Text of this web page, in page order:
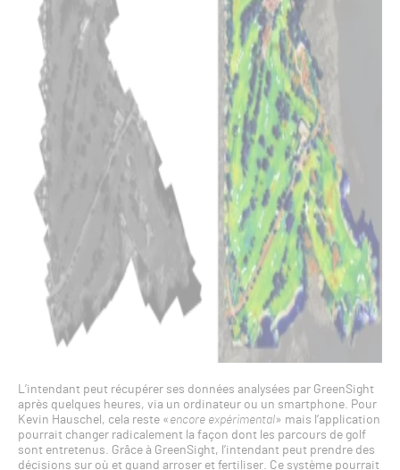
L’intendant peut récupérer ses données analysées par GreenSight
après quelques heures, via un ordinateur ou un smartphone. Pour
Kevin Hauschel, cela reste « encore expérimental» mais l’application
pourrait changer radicalement la façon dont les parcours de golf
sont entretenus. Grâce à GreenSight, l’intendant peut prendre des
décisions sur où et quand arroser et fertiliser. Ce système pourrait